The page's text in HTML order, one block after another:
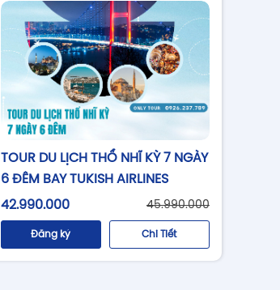
TOUR DU LỊCH THỔ NHĨ KỲ 7 NGÀY
6 ĐÊM BAY TUKISH AIRLINES
42.990.000
45.990.000
Đăng ký Chi Tiết